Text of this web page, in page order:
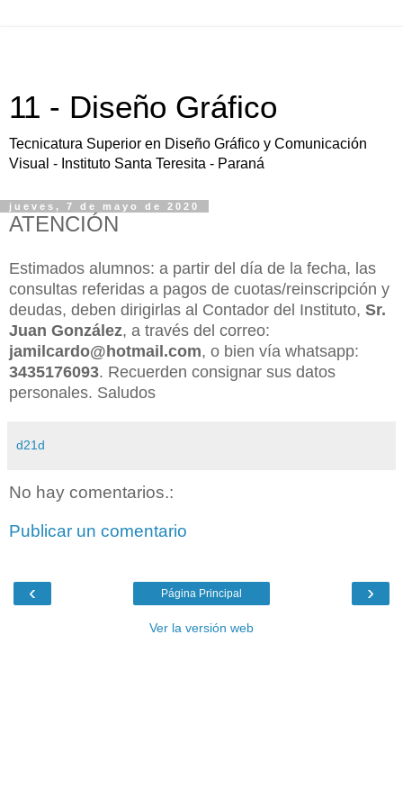
11 - Diseño Gráfico
Tecnicatura Superior en Diseño Gráfico y Comunicación
Visual - Instituto Santa Teresita - Paraná
jueves, 7 de mayo de 2020
ATENCIÓN
Estimados alumnos: a partir del día de la fecha, las
consultas referidas a pagos de cuotas/reinscripción y
deudas, deben dirigirlas al Contador del Instituto, Sr.
Juan González, a través del correo:
jamilcardo@hotmail.com, o bien vía whatsapp:
3435176093. Recuerden consignar sus datos
personales. Saludos
d21d
No hay comentarios.:
Publicar un comentario
‹ ›
Página Principal
Ver la versión web